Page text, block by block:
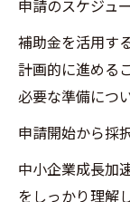
申請のスケジュ
補助金を活用す
計画的に進める
必要な準備につ
申請開始から採
中小企業成長加
をしっかり理解